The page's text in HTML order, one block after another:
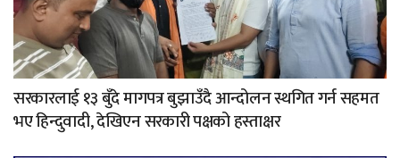
सरकारलाई १३ बुँदे मागपत्र बुझाउँदै आन्दोलन स्थगित गर्न सहमत
भए हिन्दुवादी, देखिएन सरकारी पक्षको हस्ताक्षर